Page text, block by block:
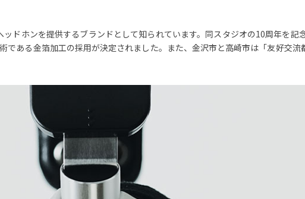
ドホンを提供するブランドとして知られています。同スタジオの10周年を
ある金箔加工の採用が決定されました。また、金沢市と高崎市は「友好交